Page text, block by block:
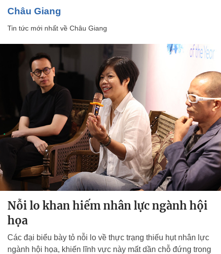
Châu Giang
Tin tức mới nhất về Châu Giang
Nỗi lo khan hiếm nhân lực ngành hội
họa
Các đại biểu bày tỏ nỗi lo về thực trạng thiếu hụt nhân lực
ngành hội họa, khiến lĩnh vực này mất dần chỗ đứng trong